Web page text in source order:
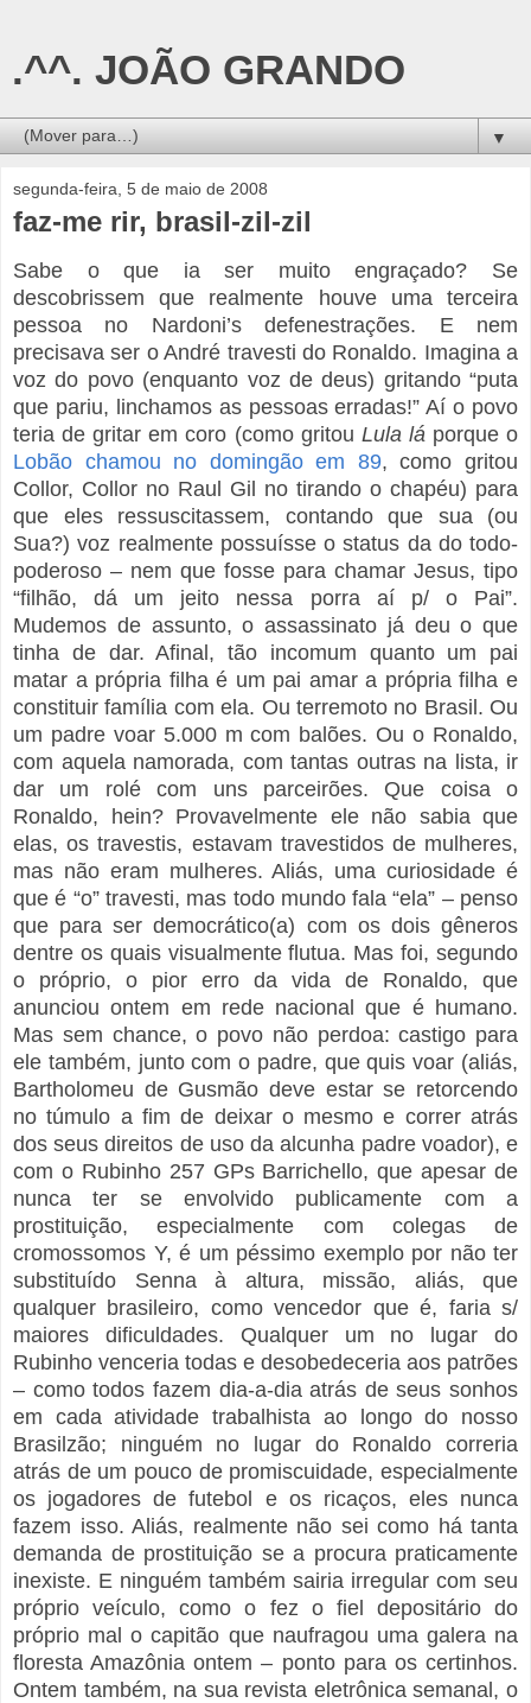
.^^. JOÃO GRANDO
▼
segunda-feira, 5 de maio de 2008
faz-me rir, brasil-zil-zil
Sabe o que ia ser muito engraçado? Se
descobrissem que realmente houve uma terceira
pessoa no Nardoni’s defenestrações. E nem
precisava ser o André travesti do Ronaldo. Imagina a
voz do povo (enquanto voz de deus) gritando “puta
que pariu, linchamos as pessoas erradas!” Aí o povo
teria de gritar em coro (como gritou Lula lá porque o
Lobão chamou no domingão em 89, como gritou
Collor, Collor no Raul Gil no tirando o chapéu) para
que eles ressuscitassem, contando que sua (ou
Sua?) voz realmente possuísse o status da do todo-
poderoso – nem que fosse para chamar Jesus, tipo
“filhão, dá um jeito nessa porra aí p/ o Pai”.
Mudemos de assunto, o assassinato já deu o que
tinha de dar. Afinal, tão incomum quanto um pai
matar a própria filha é um pai amar a própria filha e
constituir família com ela. Ou terremoto no Brasil. Ou
um padre voar 5.000 m com balões. Ou o Ronaldo,
com aquela namorada, com tantas outras na lista, ir
dar um rolé com uns parceirões. Que coisa o
Ronaldo, hein? Provavelmente ele não sabia que
elas, os travestis, estavam travestidos de mulheres,
mas não eram mulheres. Aliás, uma curiosidade é
que é “o” travesti, mas todo mundo fala “ela” – penso
que para ser democrático(a) com os dois gêneros
dentre os quais visualmente flutua. Mas foi, segundo
o próprio, o pior erro da vida de Ronaldo, que
anunciou ontem em rede nacional que é humano.
Mas sem chance, o povo não perdoa: castigo para
ele também, junto com o padre, que quis voar (aliás,
Bartholomeu de Gusmão deve estar se retorcendo
no túmulo a fim de deixar o mesmo e correr atrás
dos seus direitos de uso da alcunha padre voador), e
com o Rubinho 257 GPs Barrichello, que apesar de
nunca ter se envolvido publicamente com a
prostituição, especialmente com colegas de
cromossomos Y, é um péssimo exemplo por não ter
substituído Senna à altura, missão, aliás, que
qualquer brasileiro, como vencedor que é, faria s/
maiores dificuldades. Qualquer um no lugar do
Rubinho venceria todas e desobedeceria aos patrões
– como todos fazem dia-a-dia atrás de seus sonhos
em cada atividade trabalhista ao longo do nosso
Brasilzão; ninguém no lugar do Ronaldo correria
atrás de um pouco de promiscuidade, especialmente
os jogadores de futebol e os ricaços, eles nunca
fazem isso. Aliás, realmente não sei como há tanta
demanda de prostituição se a procura praticamente
inexiste. E ninguém também sairia irregular com seu
próprio veículo, como o fez o fiel depositário do
próprio mal o capitão que naufragou uma galera na
floresta Amazônia ontem – ponto para os certinhos.
Ontem também, na sua revista eletrônica semanal, o